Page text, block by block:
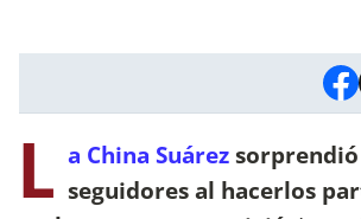
L a China Suárezsorprendió
seguidores al hacerlos